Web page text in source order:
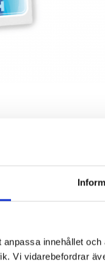
innehållet
Vi vidarebefordrar